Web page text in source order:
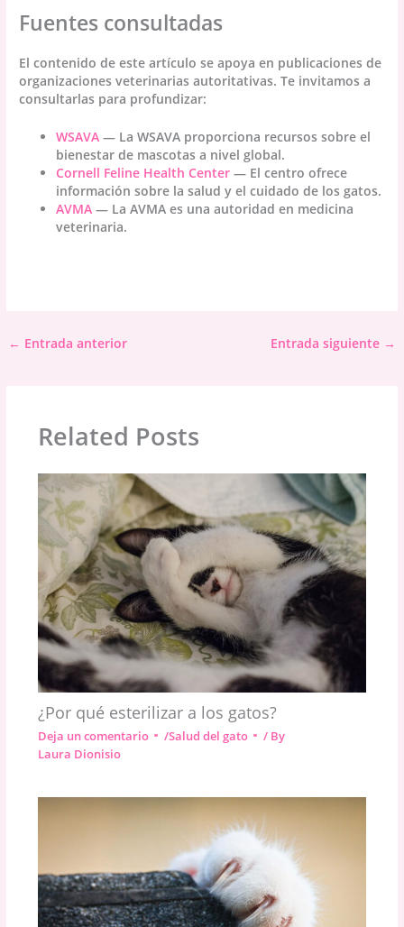
Fuentes consultadas
El contenido de este artículo se apoya en publicaciones de
organizaciones veterinarias autoritativas. Te invitamos a
consultarlas para profundizar:
WSAVA — La WSAVA proporciona recursos sobre el
bienestar de mascotas a nivel global.
Cornell Feline Health Center — El centro ofrece
información sobre la salud y el cuidado de los gatos.
AVMA — La AVMA es una autoridad en medicina
veterinaria.
← Entrada anterior Entrada siguiente →
Related Posts
¿Por qué esterilizar a los gatos?
Deja un comentario /Salud del gato
/ By
Laura Dionisio